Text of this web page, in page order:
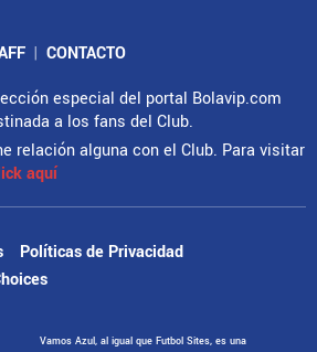
| CONTACTO
especial del portal Bolavip.com
a los fans del Club.
relación alguna con el Club. Para visitar
aquí
Políticas de Privacidad
Vamos Azul, al igual que Futbol Sites, es una